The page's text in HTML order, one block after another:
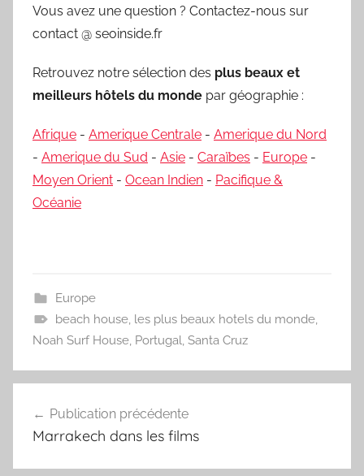
Vous avez une question ? Contactez-nous sur
contact @ seoinside.fr
Retrouvez notre sélection des plus beaux et
meilleurs hôtels du monde par géographie :
Afrique - Amerique Centrale - Amerique du Nord
- Amerique du Sud - Asie - Caraïbes - Europe -
Moyen Orient - Ocean Indien - Pacifique &
Océanie
Europe
beach house, les plus beaux hotels du monde,
Noah Surf House, Portugal, Santa Cruz
de
Publication précédente
Marrakech dans les films